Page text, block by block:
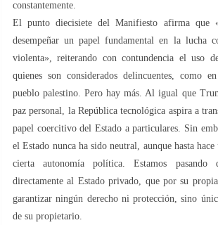
constantemente.
El punto diecisiete del Manifiesto afirma que
desempeñar un papel fundamental en la lucha
violenta», reiterando con contundencia el uso
quienes son considerados delincuentes, como
pueblo palestino. Pero hay más. Al igual que
paz personal, la República tecnológica aspira a
papel coercitivo del Estado a particulares. Sin
el Estado nunca ha sido neutral, aunque hasta hace
cierta autonomía política. Estamos pasando
directamente al Estado privado, que por su
garantizar ningún derecho ni protección, sino
de su propietario.